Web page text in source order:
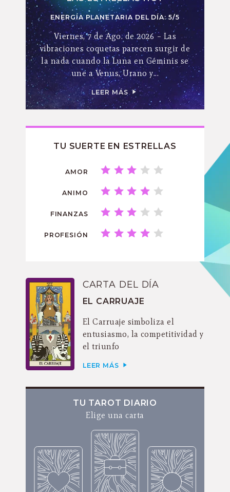
ENERGÍA PLANETARIA DEL DÍA: 5/5
Viernes, 7 de Ago. de 2026 – Las
vibraciones coquetas parecen surgir de
la nada cuando la Luna en Géminis se
une a Venus, Urano y...
LEER MÁS
TU SUERTE EN ESTRELLAS
AMOR
ANIMO
FINANZAS
PROFESIÓN
CARTA DEL DÍA
EL CARRUAJE
El Carruaje simboliza el
entusiasmo, la competitividad y
el triunfo
LEER MÁS
TU TAROT DIARIO
Elige una carta